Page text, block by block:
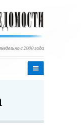
с 2000 года